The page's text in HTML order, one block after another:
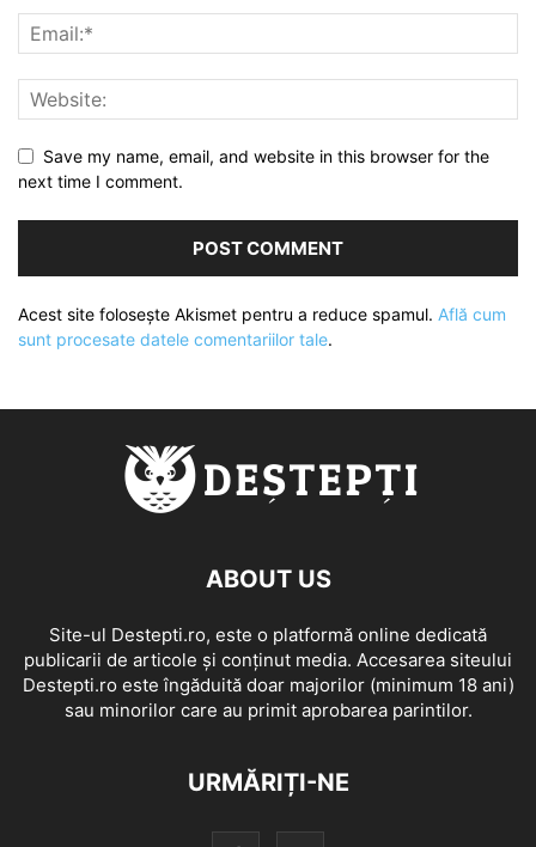
Save my name, email, and website in this browser for the
next time I comment.
Acest site folosește Akismet pentru a reduce spamul. Află cum
sunt procesate datele comentariilor tale.
ABOUT US
Site-ul Destepti.ro, este o platformă online dedicată
publicarii de articole și conținut media. Accesarea siteului
Destepti.ro este îngăduită doar majorilor (minimum 18 ani)
sau minorilor care au primit aprobarea parintilor.
URMĂRIȚI-NE